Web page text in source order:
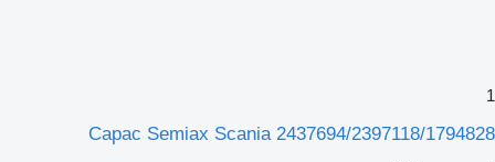
1
Capac Semiax Scania 2437694/2397118/1794828